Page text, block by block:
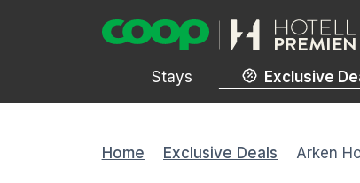
Stays Exclusive
Home Exclusive Deals Arken